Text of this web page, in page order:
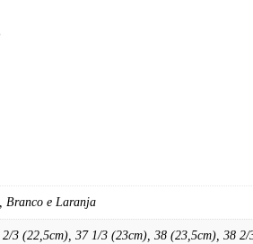
Branco e Laranja
3 (22,5cm), 37 1/3 (23cm), 38 (23,5cm), 38